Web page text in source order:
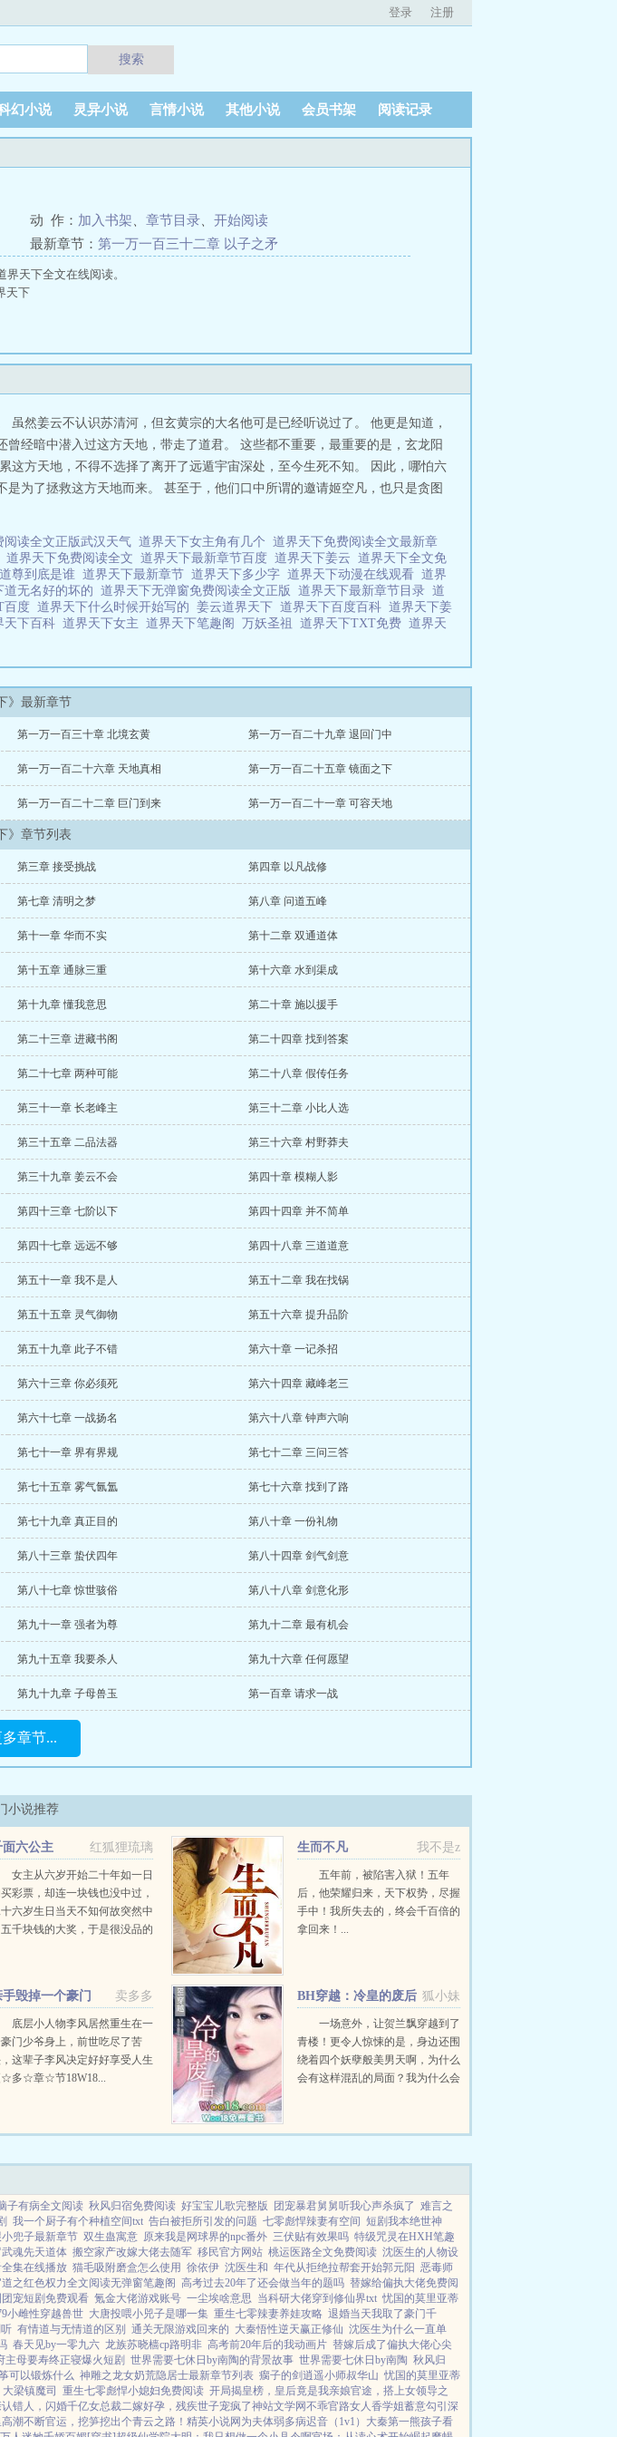
登录 注册
搜索
幻小说 灵异小说 言情小说 其他小说 会员书架 阅读记录
动 作： 加入书架 章节目录
开始阅读
最新章节： 第一万一百三十二章 以子之矛
天下全文在线阅读。
天下
然姜云不认识苏清河，但玄黄宗的大名他可是已经听说过了。 他更是知道，
经暗中潜入过这方天地，带走了道君。 这些都不重要，最重要的是，玄龙阳
方天地，不得不选择了离开了远遁宇宙深处，至今生死不知。 因此，哪怕六
为了拯救这方天地而来。 甚至于，他们口中所谓的邀请姬空凡，也只是贪图
阅读全文正版武汉天气 道界天下女主角有几个 道界天下免费阅读全文最新章
道界天下免费阅读全文 道界天下最新章节百度 道界天下姜云 道界天下全文免
尊到底是谁 道界天下最新章节 道界天下多少字 道界天下动漫在线观看 道界
道无名好的坏的 道界天下无弹窗免费阅读全文正版 道界天下最新章节目录 道
百度 道界天下什么时候开始写的 姜云道界天下 道界天下百度百科 道界天下姜
天下百科 道界天下女主 道界天下笔趣阁 万妖圣祖 道界天下TXT免费 道界天
》最新章节
第一万一百三十章 北境玄黄 第一万一百二十九章 退回门中
第一万一百二十六章 天地真相 第一万一百二十五章 镜面之下
第一万一百二十二章 巨门到来 第一万一百二十一章 可容天地
》章节列表
第三章 接受挑战 第四章 以凡战修
第七章 清明之梦 第八章 问道五峰
第十一章 华而不实 第十二章 双通道体
第十五章 通脉三重 第十六章 水到渠成
第十九章 懂我意思 第二十章 施以援手
第二十三章 进藏书阁 第二十四章 找到答案
第二十七章 两种可能 第二十八章 假传任务
第三十一章 长老峰主 第三十二章 小比人选
第三十五章 二品法器 第三十六章 村野莽夫
第三十九章 姜云不会 第四十章 模糊人影
第四十三章 七阶以下 第四十四章 并不简单
第四十七章 远远不够 第四十八章 三道道意
第五十一章 我不是人 第五十二章 我在找锅
第五十五章 灵气御物 第五十六章 提升品阶
第五十九章 此子不错 第六十章 一记杀招
第六十三章 你必须死 第六十四章 藏峰老三
第六十七章 一战扬名 第六十八章 钟声六响
第七十一章 界有界规 第七十二章 三问三答
第七十五章 雾气氤氲 第七十六章 找到了路
第七十九章 真正目的 第八十章 一份礼物
第八十三章 蛰伏四年 第八十四章 剑气剑意
第八十七章 惊世骇俗 第八十八章 剑意化形
第九十一章 强者为尊 第九十二章 最有机会
第九十五章 我要杀人 第九十六章 任何愿望
第九十九章 子母兽玉 第一百章 请求一战
章节...
小说推荐
红狐狸琉璃
面六公主
女主从六岁开始二十年如一日
彩票，却连一块钱也没中过，
六岁生日当天不知何故突然中
千块钱的大奖，于是很没品的
，却搞不清楚自己...
我不是z
生而不凡
五年前，被陷害入狱！五年
后，他荣耀归来，天下权势，尽握
手中！我所失去的，终会千百倍的
拿回来！...
卖多多
手毁掉一个豪门
底层小人物李风居然重生在一
门少爷身上，前世吃尽了苦
这辈子李风决定好好享受人生
☆多☆章☆节18W18...
狐小妹
BH穿越：冷皇的废后
一场意外，让贺兰飘穿越到了
青楼！更令人惊悚的是，身边还围
绕着四个妖孽般美男天啊，为什么
会有这样混乱的局面？我为什么会
青楼而被人现的皇后？...
子有病全文阅读 秋风归宿免费阅读 好宝宝儿歌完整版 团宠暴君舅舅听我心声杀疯了 难言之
我一个厨子有个种植空间txt 告白被拒所引发的问题 七零彪悍辣妻有空间 短剧我本绝世神
兜子最新章节 双生蛊寓意 原来我是网球界的npc番外 三伏贴有效果吗 特级咒灵在HXH笔趣
魂先天道体 搬空家产改嫁大佬去随军 移民官方网站 桃运医路全文免费阅读 沈医生的人物设
集在线播放 猫毛吸附磨盒怎么使用 徐依伊 沈医生和 年代从拒绝拉帮套开始郭元阳 恶毒师
之红色权力全文阅读无弹窗笔趣阁 高考过去20年了还会做当年的题吗 替嫁给偏执大佬免费阅
宠短剧免费观看 氪金大佬游戏账号 一尘埃啥意思 当科研大佬穿到修仙界txt 忧国的莫里亚蒂
小雌性穿越兽世 大唐投喂小兕子是哪一集 重生七零辣妻养娃攻略 退婚当天我取了豪门千
有情道与无情道的区别 通关无限游戏回来的 大秦悟性逆天赢正修仙 沈医生为什么一直单
春天见by一零九六 龙族苏晓樯cp路明非 高考前20年后的我动画片 替嫁后成了偏执大佬心尖
主母要寿终正寝爆火短剧 世界需要七休日by南陶的背景故事 世界需要七休日by南陶 秋风归
可以锻炼什么 神雕之龙女奶荒隐居士最新章节列表 瘸子的剑逍遥小师叔华山 忧国的莫里亚蒂
大梁镇魔司 重生七零彪悍小媳妇免费阅读 开局揭皇榜，皇后竟是我亲娘官途，搭上女领导之
错人，闪婚千亿女总裁二嫁好孕，残疾世子宠疯了神站文学网不乖官路女人香学姐蓄意勾引 深
潮不断官运，挖笋挖出个青云之路！ 精英小说网 为夫体弱多病迟音（1v1） 大秦第一熊孩子看